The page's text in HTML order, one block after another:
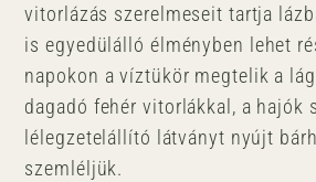
vitorlázás szerelmeseit tartja
is egyedülálló élményben lehet
napokon a víztükör megtelik a
dagadó fehér vitorlákkal, a hajók
lélegzetelállító látványt nyújt
szemléljük.